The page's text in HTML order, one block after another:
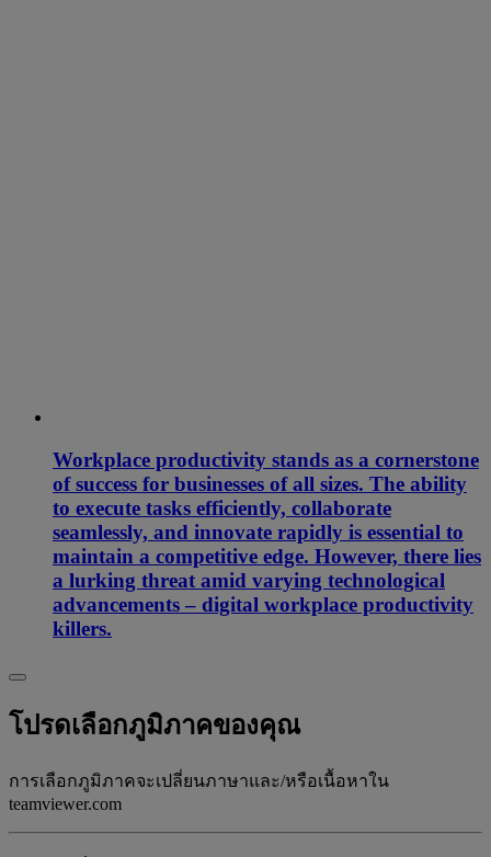
Workplace productivity stands as a cornerstone
of success for businesses of all sizes. The ability
to execute tasks efficiently, collaborate
seamlessly, and innovate rapidly is essential to
maintain a competitive edge. However, there lies
a lurking threat amid varying technological
advancements – digital workplace productivity
killers.
โปรดเลือกภูมิภาคของคุณ
การเลือกภูมิภาคจะเปลี่ยนภาษาและ/หรือเนื้อหาใน
teamviewer.com